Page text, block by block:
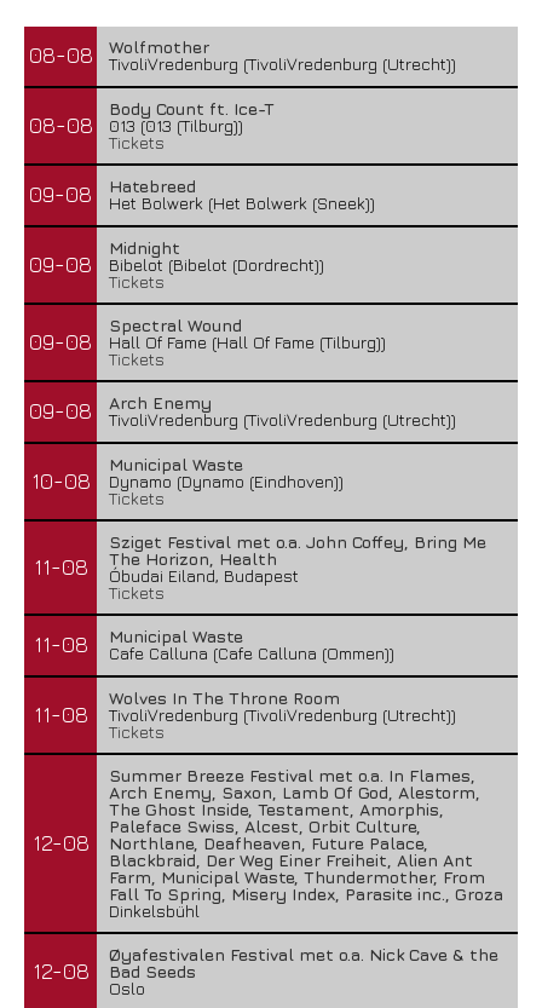
08-08
Wolfmother
TivoliVredenburg (TivoliVredenburg (Utrecht))
08-08
Body Count ft. Ice-T
013 (013 (Tilburg))
Tickets
09-08
Hatebreed
Het Bolwerk (Het Bolwerk (Sneek))
09-08
Midnight
Bibelot (Bibelot (Dordrecht))
Tickets
09-08
Spectral Wound
Hall Of Fame (Hall Of Fame (Tilburg))
Tickets
09-08
Arch Enemy
TivoliVredenburg (TivoliVredenburg (Utrecht))
10-08
Municipal Waste
Dynamo (Dynamo (Eindhoven))
Tickets
11-08
Sziget Festival met o.a. John Coffey, Bring Me
The Horizon, Health
Óbudai Eiland, Budapest
Tickets
11-08
Municipal Waste
Cafe Calluna (Cafe Calluna (Ommen))
11-08
Wolves In The Throne Room
TivoliVredenburg (TivoliVredenburg (Utrecht))
Tickets
12-08
Summer Breeze Festival met o.a. In Flames,
Arch Enemy, Saxon, Lamb Of God, Alestorm,
The Ghost Inside, Testament, Amorphis,
Paleface Swiss, Alcest, Orbit Culture,
Northlane, Deafheaven, Future Palace,
Blackbraid, Der Weg Einer Freiheit, Alien Ant
Farm, Municipal Waste, Thundermother, From
Fall To Spring, Misery Index, Parasite inc., Groza
Dinkelsbühl
12-08
Øyafestivalen Festival met o.a. Nick Cave & the
Bad Seeds
Oslo